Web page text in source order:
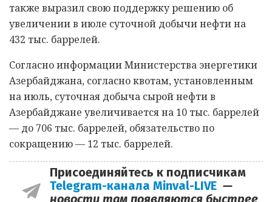
также выразил свою поддержку решению об
увеличении в июле суточной добычи нефти на
432 тыс. баррелей.
Согласно информации Министерства энергетики
Азербайджана, согласно квотам, установленным
на июль, суточная добыча сырой нефти в
Азербайджане увеличивается на 10 тыс. баррелей
— до 706 тыс. баррелей, обязательство по
сокращению — 12 тыс. баррелей.
Присоединяйтесь к подписчикам
Telegram-канала Minval-LIVE —